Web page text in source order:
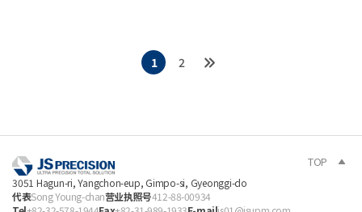
1 2
3051 Hagun-ri, Yangchon-eup, Gimpo-si, Gyeonggi-do
代表Song Young-chan营业执照号412-88-00934
TOP